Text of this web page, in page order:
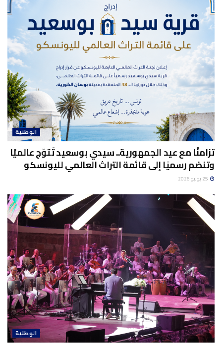
الوطنية
تزامنًا مع عيد الجمهورية.. سيدي بوسعيد تُتوَّج عالميًا
وتنضم رسميًا إلى قائمة التراث العالمي لليونسكو
الوطنية